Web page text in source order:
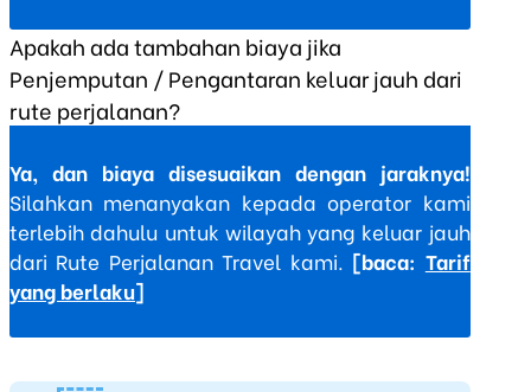
Apakah ada tambahan biaya jika
Penjemputan / Pengantaran keluar jauh dari
rute perjalanan?
Ya, dan biaya disesuaikan dengan jaraknya!
Silahkan menanyakan kepada operator kami
terlebih dahulu untuk wilayah yang keluar jauh
dari Rute Perjalanan Travel kami. [baca: Tarif
yang berlaku]